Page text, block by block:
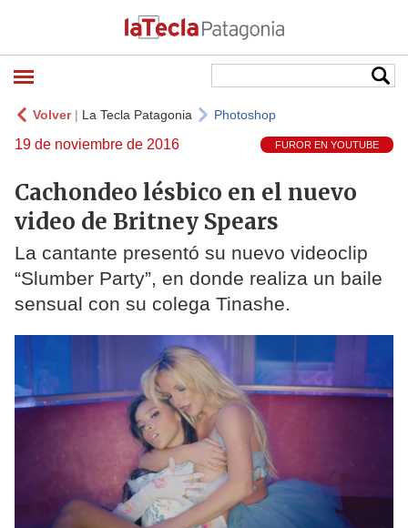
Volver| La Tecla Patagonia Photoshop
19 de noviembre de 2016 FUROR EN YOUTUBE
Cachondeo lésbico en el nuevo
video de Britney Spears
La cantante presentó su nuevo videoclip
“Slumber Party”, en donde realiza un baile
sensual con su colega Tinashe.